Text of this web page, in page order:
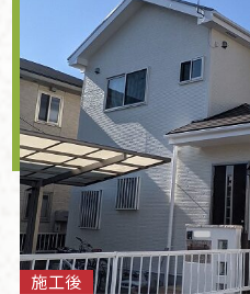
施工後